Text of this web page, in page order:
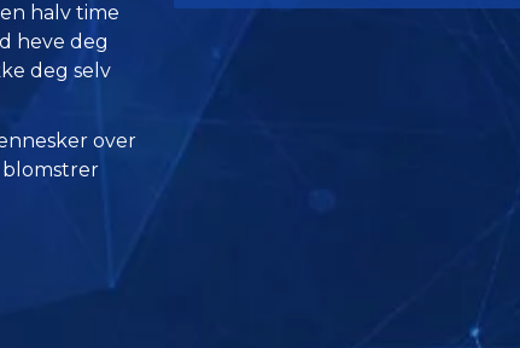
halv time
heve deg
deg selv
over
blomstrer